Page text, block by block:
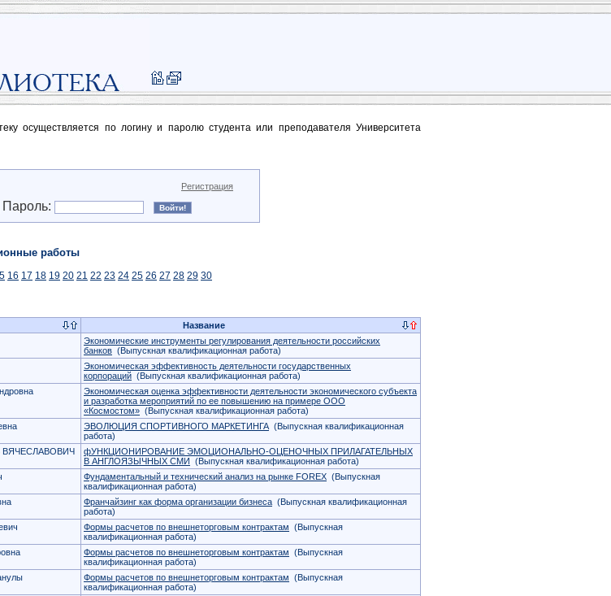
осуществляется по логину и паролю студента или преподавателя Университета
Регистрация
Пароль:
работы
16 17 18 19 20 21 22 23 24 25 26 27 28 29 30
Название
Экономические инструменты регулирования деятельности российских
банков (Выпускная квалификационная работа)
Экономическая эффективность деятельности государственных
корпораций (Выпускная квалификационная работа)
Экономическая оценка эффективности деятельности экономического субъекта
и разработка мероприятий по ее повышению на примере ООО
«Космостом» (Выпускная квалификационная работа)
ЭВОЛЮЦИЯ СПОРТИВНОГО МАРКЕТИНГА (Выпускная квалификационная
работа)
фУНКЦИОНИРОВАНИЕ ЭМОЦИОНАЛЬНО-ОЦЕНОЧНЫХ ПРИЛАГАТЕЛЬНЫХ
В АНГЛОЯЗЫЧНЫХ СМИ (Выпускная квалификационная работа)
Фундаментальный и технический анализ на рынке FOREX (Выпускная
квалификационная работа)
Франчайзинг как форма организации бизнеса (Выпускная квалификационная
работа)
Формы расчетов по внешнеторговым контрактам (Выпускная
квалификационная работа)
Формы расчетов по внешнеторговым контрактам (Выпускная
квалификационная работа)
Формы расчетов по внешнеторговым контрактам (Выпускная
квалификационная работа)